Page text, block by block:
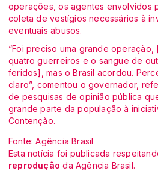
operações, os agentes envolvidos
coleta de vestígios necessários à
eventuais abusos.
“Foi preciso uma grande
quatro guerreiros e o sangue de
feridos], mas o Brasil acordou.
claro”, comentou o governador,
de pesquisas de opinião pública
grande parte da população à
Contenção.
Fonte: Agência Brasil
Esta notícia foi publicada
reprodução da Agência Brasil.